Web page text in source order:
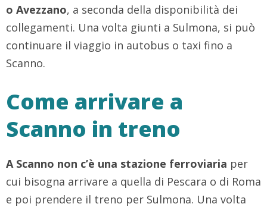
o Avezzano, a seconda della disponibilità dei
collegamenti. Una volta giunti a Sulmona, si può
continuare il viaggio in autobus o taxi fino a
Scanno.
Come arrivare a
Scanno in treno
A Scanno non c’è una stazione ferroviaria per
cui bisogna arrivare a quella di Pescara o di Roma
e poi prendere il treno per Sulmona. Una volta